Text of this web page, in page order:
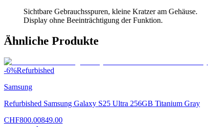
Sichtbare Gebrauchsspuren, kleine Kratzer am Gehäuse.
Display ohne Beeinträchtigung der Funktion.
Ähnliche Produkte
-6%Refurbished
Samsung
Refurbished Samsung Galaxy S25 Ultra 256GB Titanium Gray
CHF800.00849.00